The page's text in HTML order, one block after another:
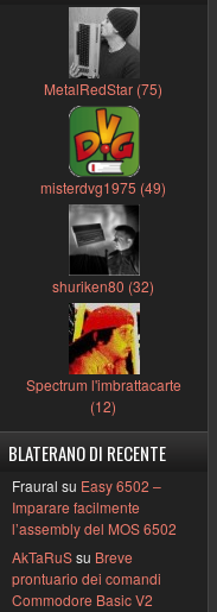
MetalRedStar (75)
misterdvg1975 (49)
shuriken80 (32)
Spectrum l'imbrattacarte
(12)
BLATERANO DI RECENTE
Fraural su Easy 6502 –
Imparare facilmente
l’assembly del MOS 6502
AkTaRuSsu Breve
prontuario dei comandi
Commodore Basic V2